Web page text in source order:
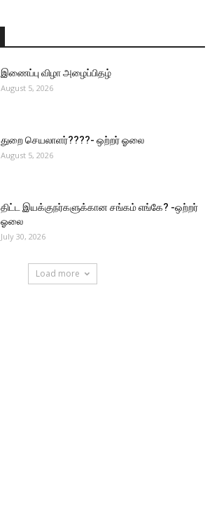
இணைப்பு விழா அழைப்பிதழ்
August 5, 2026
துறை செயலாளர்????- ஒற்றர் ஓலை
August 5, 2026
திட்ட இயக்குநர்களுக்கான சங்கம் எங்கே? -ஒற்றர்
ஓலை
July 30, 2026
Load more